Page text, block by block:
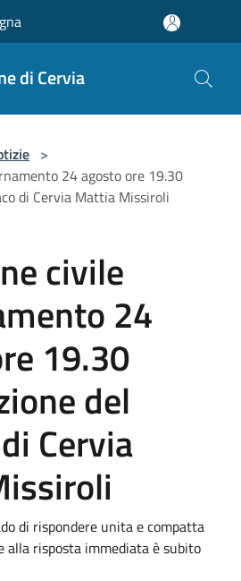
di Cervia
>
24 agosto ore 19.30
di Cervia Mattia Missiroli
civile
24
19.30
del
Cervia
di rispondere unita e compatta
alla risposta immediata è subito